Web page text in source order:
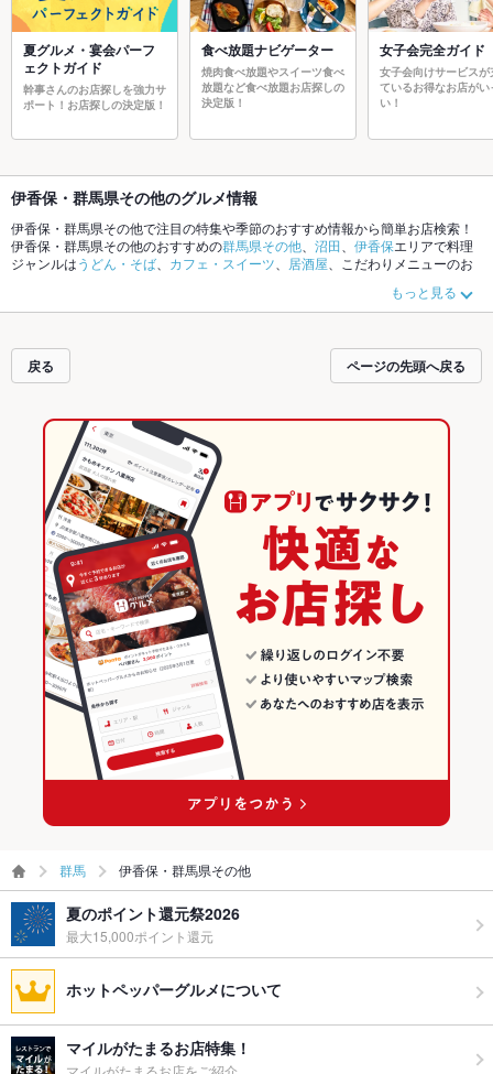
夏グルメ・宴会パーフ
ェクトガイド
幹事さんのお店探しを強力サ
ポート！お店探しの決定版！
食べ放題ナビゲーター
焼肉食べ放題やスイーツ食べ
放題など食べ放題お店探しの
決定版！
女子会完全ガイド
女子会向けサービスが
ているお得なお店がい
い！
伊香保・群馬県その他のグルメ情報
伊香保・群馬県その他で注目の特集や季節のおすすめ情報から簡単お店検索！
伊香保・群馬県その他のおすすめの群馬県その他 沼田 伊香保エリアで料理
ジャンルはうどん・そば カフェ・スイーツ 居酒屋 、こだわりメニューのお
ん、とっておきのメニューや季節のおすすめ料理など、お店の最新情報をご紹
介しているので安心！24時間使える簡単便利なネット予約が使えるお店も拡大
お得に便利にホットペッパーグルメをご利用ください。
もっと見る
戻る ページの先頭へ戻る
群馬 伊香保・群馬県その他
夏のポイント還元祭2026
最大15,000ポイント還元
ホットペッパーグルメについて
マイルがたまるお店特集！